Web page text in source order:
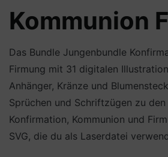
Kommunion
Das Bundle Jungenbundle
Firmung mit 31 digitalen
Anhänger, Kränze und
Sprüchen und Schriftzügen zu den
Konfirmation, Kommunion und
SVG, die du als Laserdatei